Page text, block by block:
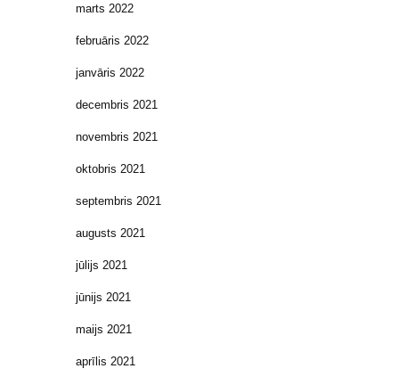
marts 2022
februāris 2022
janvāris 2022
decembris 2021
novembris 2021
oktobris 2021
septembris 2021
augusts 2021
jūlijs 2021
jūnijs 2021
maijs 2021
aprīlis 2021